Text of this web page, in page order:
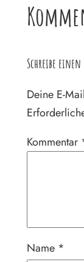
Schreibe
Deine E-
Kommentar
Name *